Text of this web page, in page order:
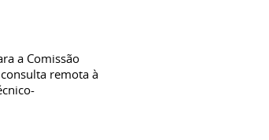
a Comissão
remota à